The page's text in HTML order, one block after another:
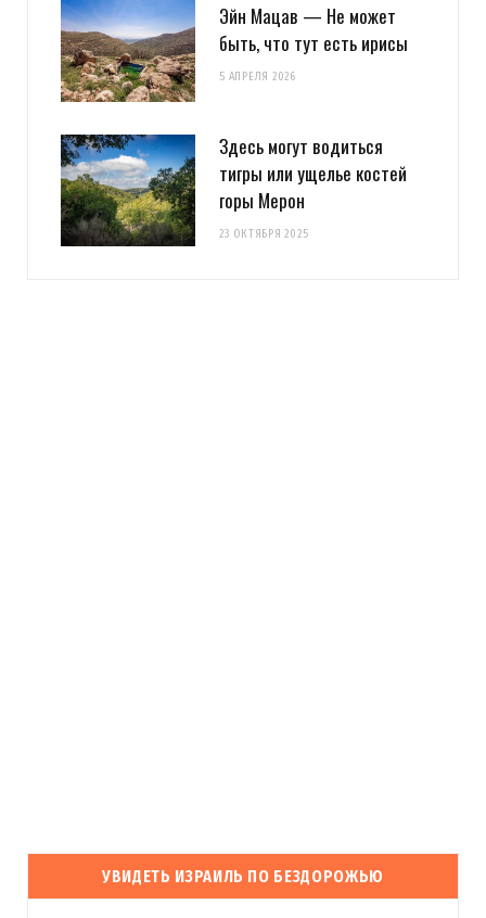
Эйн Мацав — Не может
быть, что тут есть ирисы
5 АПРЕЛЯ 2026
Здесь могут водиться
тигры или ущелье костей
горы Мерон
23 ОКТЯБРЯ 2025
УВИДЕТЬ ИЗРАИЛЬ ПО БЕЗДОРОЖЬЮ